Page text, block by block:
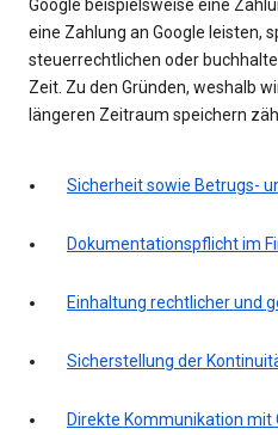
Google beispielsweise eine
eine Zahlung an Google leisten,
steuerrechtlichen oder
Zeit. Zu den Gründen, weshalb
längeren Zeitraum speichern
Sicherheit sowie Betrugs-
Dokumentationspflicht im
Einhaltung rechtlicher und
Sicherstellung der
Direkte Kommunikation mit